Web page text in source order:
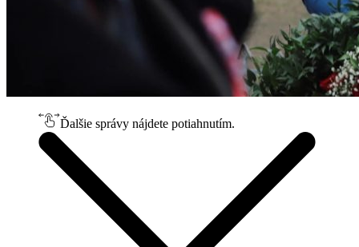
Ďalšie správy nájdete potiahnutím.